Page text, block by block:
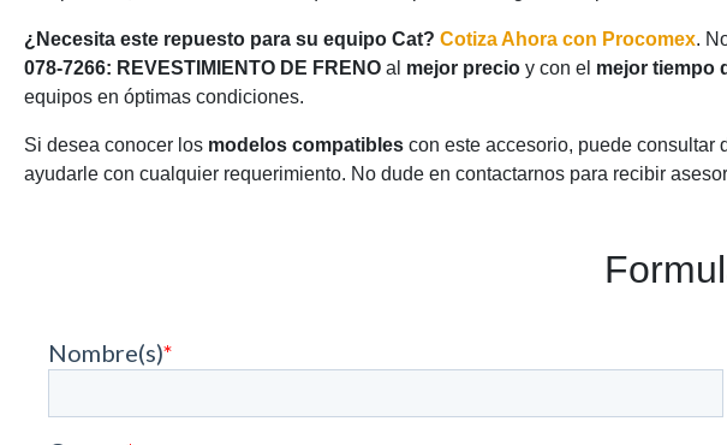
¿Necesita este repuesto para su equipo Cat? Cotiza Ahora con Procomex.
078-7266: REVESTIMIENTO DE FRENO al mejor precio y con el mejor tiempo
equipos en óptimas condiciones.
Si desea conocer los modelos compatibles con este accesorio, puede consultar
ayudarle con cualquier requerimiento. No dude en contactarnos para recibir